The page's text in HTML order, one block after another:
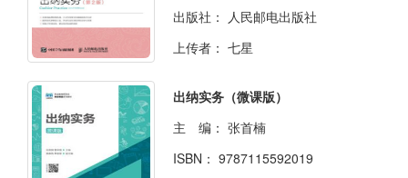
出版社：
人民邮电出版社
上传者： 七星
出纳实务（微课版）
主 编： 张首楠
ISBN： 9787115592019